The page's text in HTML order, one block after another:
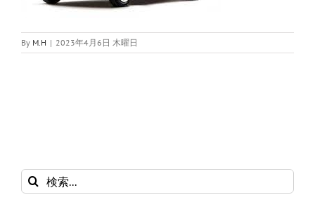
By M.H | 2023年4月6日 木曜日
検
索